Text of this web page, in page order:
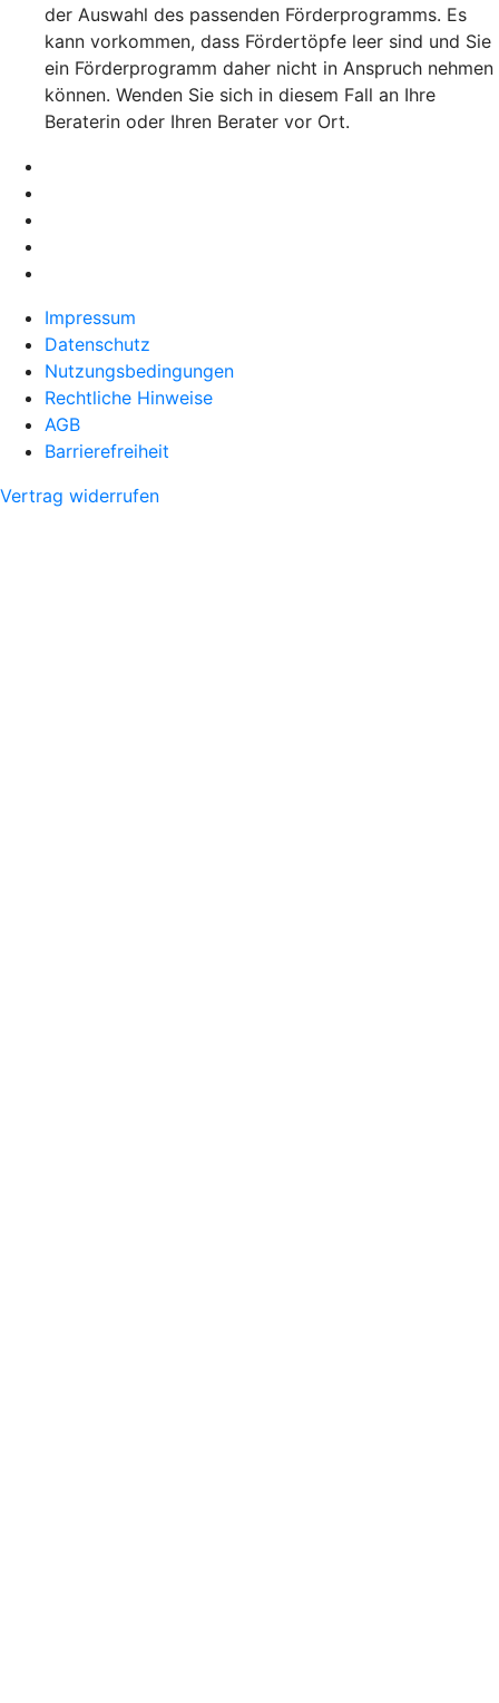
der Auswahl des passenden Förderprogramms. Es
kann vorkommen, dass Fördertöpfe leer sind und Sie
ein Förderprogramm daher nicht in Anspruch nehmen
können. Wenden Sie sich in diesem Fall an Ihre
Beraterin oder Ihren Berater vor Ort.
Impressum
Datenschutz
Nutzungsbedingungen
Rechtliche Hinweise
AGB
Barrierefreiheit
Vertrag widerrufen